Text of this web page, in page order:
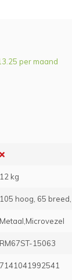
per maand
12 kg
105 hoog, 65
Metaal,Microvezel
RM67ST-15063
7141041992541